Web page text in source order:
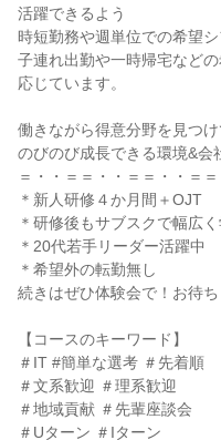
活躍できるよう
時短勤務や週単位での希望シ
子連れ出勤や一時帰宅などの
応じています。
働きながら得意分野を見つけ
のびのび成長できる環境&会
＝・・＝＝・・＝＝・・＝
＊新人研修４か月間＋OJT
＊研修後もサブスクで幅広
＊20代若手リーダー活躍中
＊希望外の転勤無し
続きはぜひ体験会で！お待ち
【コースのキーワード】
＃IT #簡単な選考 ＃先着順
＃文系歓迎 ＃理系歓迎
＃地域貢献 ＃先輩座談会
＃Uターン ＃Iターン